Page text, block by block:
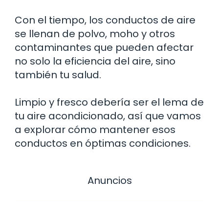
Con el tiempo, los conductos de aire
se llenan de polvo, moho y otros
contaminantes que pueden afectar
no solo la eficiencia del aire, sino
también tu salud.
Limpio y fresco debería ser el lema de
tu aire acondicionado, así que vamos
a explorar cómo mantener esos
conductos en óptimas condiciones.
Anuncios